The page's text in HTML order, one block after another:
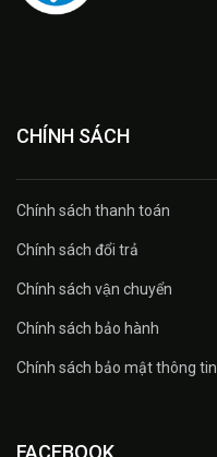
CHÍNH SÁCH
Chính sách thanh toán
Chính sách đổi trả
Chính sách vận chuyển
Chính sách bảo hành
Chính sách bảo mật thông tin
FACEBOOK